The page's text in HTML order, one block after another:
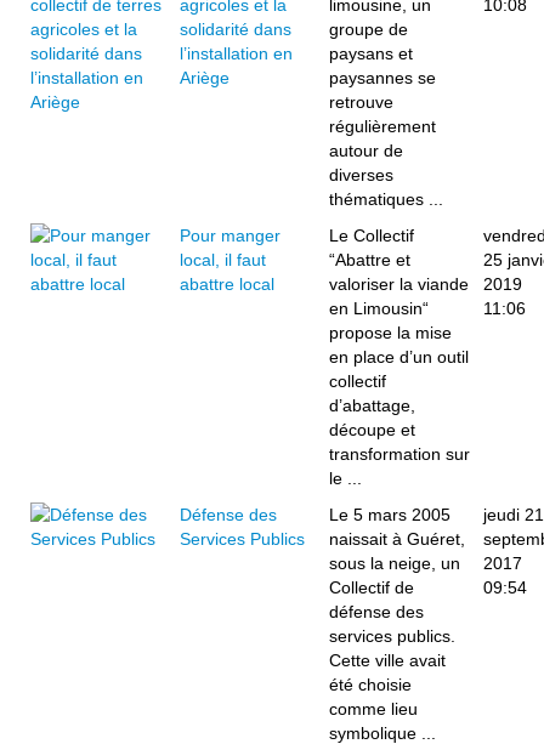
agricoles et la
solidarité dans
l’installation en
Ariège
limousine, un
groupe de
paysans et
paysannes se
retrouve
régulièrement
autour de
diverses
thématiques ...
10:08
Pour manger
local, il faut
abattre local
Le Collectif
“Abattre et
valoriser la viande
en Limousin“
propose la mise
en place d’un outil
collectif
d’abattage,
découpe et
transformation sur
le ...
25
2019
11:06
Défense des
Services Publics
Le 5 mars 2005
naissait à Guéret,
sous la neige, un
Collectif de
défense des
services publics.
Cette ville avait
été choisie
comme lieu
symbolique ...
jeudi 21
2017
09:54